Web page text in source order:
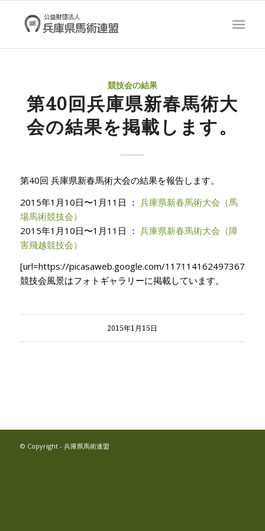
競技会の結果
第40回兵庫県新春馬術大
会の結果を掲載します。
第40回 兵庫県新春馬術大会の結果を報告します。
2015年1月10日〜1月11日 ： 兵庫県新春馬術大会（馬
場馬術競技会）
2015年1月10日〜1月11日 ： 兵庫県新春馬術大会（障
害飛越競技会）
[url=https://picasaweb.google.com/
競技会風景はフォトギャラリーに掲載しています。
2015年1月15日
© Copyright - 兵庫県馬術連盟